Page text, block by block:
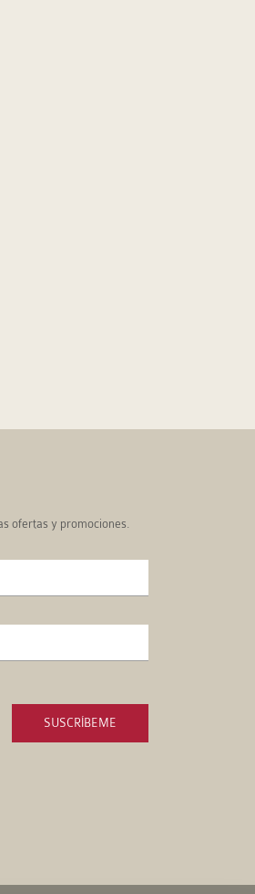
ofertas y promociones.
SUSCRÍBEME